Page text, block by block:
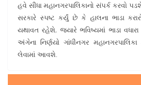
હવે સીધા મહાનગરપાલિકાનો સંપર્ક કરવો
સરકારે સ્પષ્ટ કર્યું છે કે હાલના ભાડા
યથાવત રહેશે, જ્યારે ભવિષ્યમાં ભાડા
અંગેના નિર્ણયો ગાંધીનગર મહાનગરપાલિકા
લેવામાં આવશે.